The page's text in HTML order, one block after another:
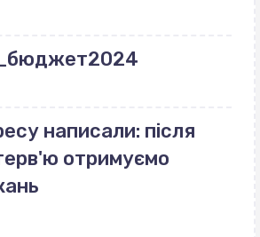
написали: після
отримуємо